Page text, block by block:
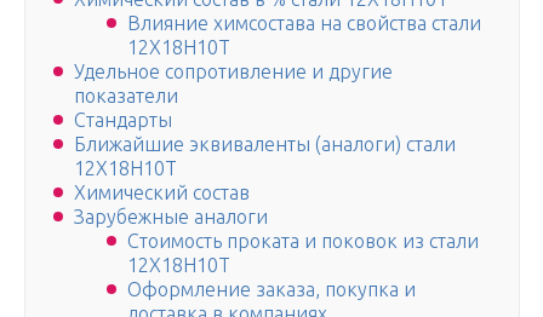
Влияние химсостава на свойства стали
12Х18Н10Т
Удельное сопротивление и другие
показатели
Стандарты
Ближайшие эквиваленты (аналоги) стали
12Х18Н10Т
Химический состав
Зарубежные аналоги
Стоимость проката и поковок из стали
12Х18Н10Т
Оформление заказа, покупка и